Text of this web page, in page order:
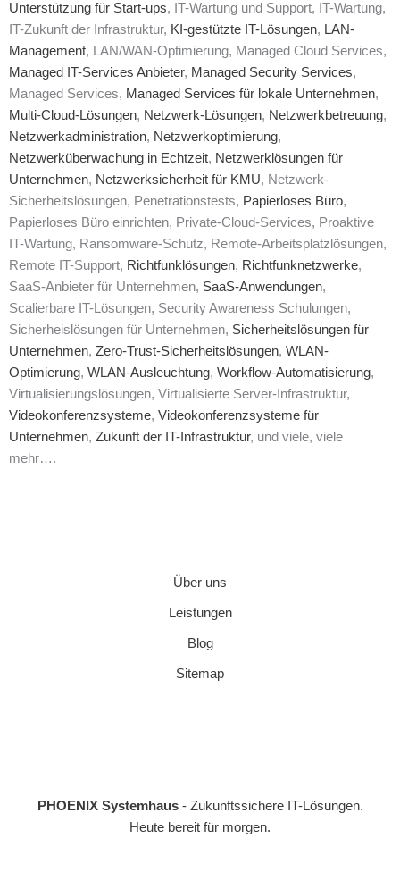
Unterstützung für Start-ups, IT-Wartung und Support, IT-Wartung,
IT-Zukunft der Infrastruktur, KI-gestützte IT-Lösungen, LAN-
Management, LAN/WAN-Optimierung, Managed Cloud Services,
Managed IT-Services Anbieter, Managed Security Services,
Managed Services, Managed Services für lokale Unternehmen,
Multi-Cloud-Lösungen, Netzwerk-Lösungen, Netzwerkbetreuung,
Netzwerkadministration, Netzwerkoptimierung,
Netzwerküberwachung in Echtzeit, Netzwerklösungen für
Unternehmen, Netzwerksicherheit für KMU, Netzwerk-
Sicherheitslösungen, Penetrationstests, Papierloses Büro,
Papierloses Büro einrichten, Private-Cloud-Services, Proaktive
IT-Wartung, Ransomware-Schutz, Remote-Arbeitsplatzlösungen,
Remote IT-Support, Richtfunklösungen, Richtfunknetzwerke,
SaaS-Anbieter für Unternehmen, SaaS-Anwendungen,
Scalierbare IT-Lösungen, Security Awareness Schulungen,
Sicherheislösungen für Unternehmen, Sicherheitslösungen für
Unternehmen, Zero-Trust-Sicherheitslösungen, WLAN-
Optimierung, WLAN-Ausleuchtung, Workflow-Automatisierung,
Virtualisierungslösungen, Virtualisierte Server-Infrastruktur,
Videokonferenzsysteme, Videokonferenzsysteme für
Unternehmen, Zukunft der IT-Infrastruktur, und viele, viele
mehr….
Über uns
Leistungen
Blog
Sitemap
PHOENIX Systemhaus- Zukunftssichere IT-Lösungen.
Heute bereit für morgen.